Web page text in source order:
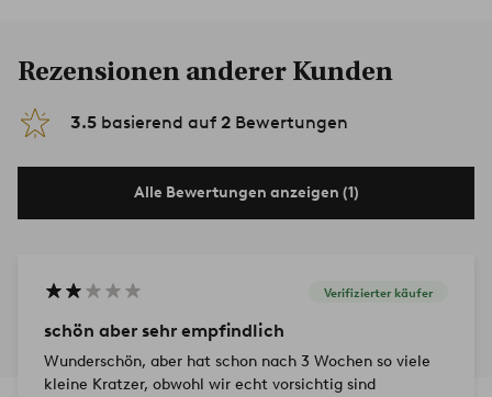
Rezensionen anderer Kunden
3.5 basierend auf 2 Bewertungen
Alle Bewertungen anzeigen (1)
Verifizierter käufer
schön aber sehr empfindlich
Wunderschön, aber hat schon nach 3 Wochen so viele
kleine Kratzer, obwohl wir echt vorsichtig sind